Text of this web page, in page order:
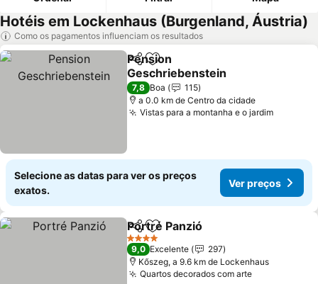
Hotéis em Lockenhaus (Burgenland, Áustria)
Como os pagamentos influenciam os resultados
PartilharAdicionar aos favoritos
Pension
Geschriebenstein
Ver preços
7,8 Boa
115
a 0.0 km de Centro da cidade
Vistas para a montanha e o jardimVer
Selecione as datas para ver os preços
exatos.
Ver preços
PartilharAdicionar aos favoritos
Portré Panzió
4 Estrelas
9,0 Excelente
297
Kőszeg, a 9.6 km de Lockenhaus
Quartos decorados com arteVer preços